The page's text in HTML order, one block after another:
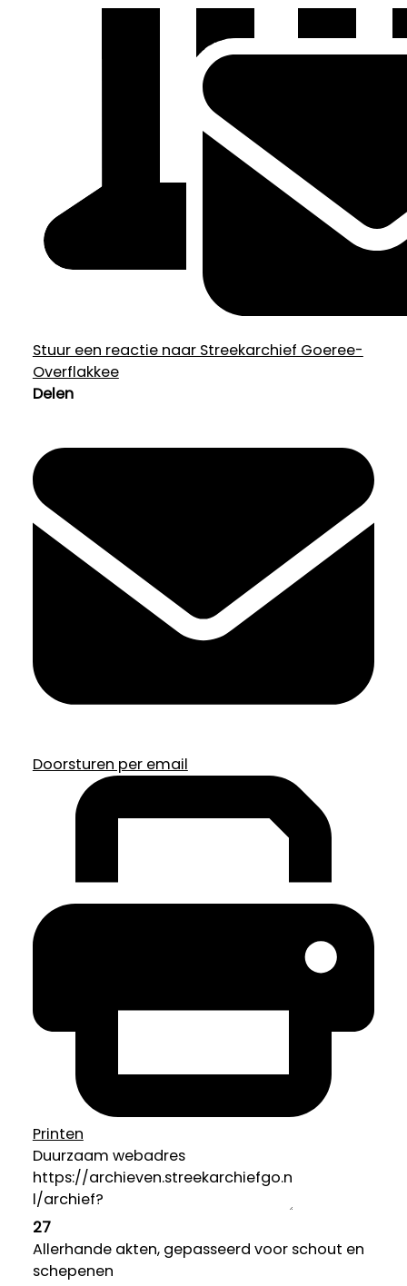
Stuur een reactie naar Streekarchief Goeree-
Overflakkee
Delen
Doorsturen per email
Printen
Duurzaam webadres
27
Allerhande akten, gepasseerd voor schout en
schepenen